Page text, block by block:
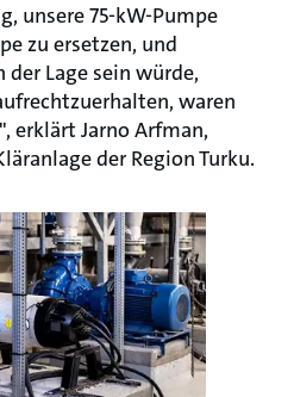
unsere 75-kW-Pumpe
zu ersetzen, und
der Lage sein würde,
waren
erklärt Jarno Arfman,
der Region Turku.